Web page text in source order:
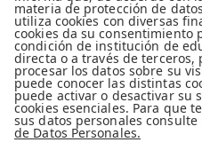
Universidad de los
Reconocimiento